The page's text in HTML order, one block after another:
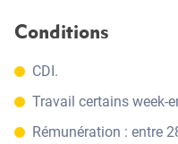
Conditions
CDI.
Travail certains week-
Rémunération : entre